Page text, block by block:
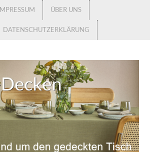
IMPRESSUM ÜBER UNS
DATENSCHUTZERKLÄRUNG